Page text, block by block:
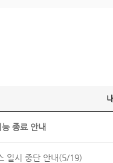
종료 안내
일시 중단 안내(5/19)